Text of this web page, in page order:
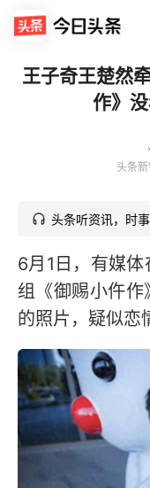
王子奇王楚然
作》
头条
头条听资讯，时
6月1日，有媒
组《御赐小仵
的照片，疑似恋